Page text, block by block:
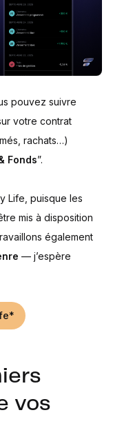
pouvez suivre
votre contrat
rachats…)
Fonds”.
Life, puisque les
mis à disposition
également
— j’espère
vos